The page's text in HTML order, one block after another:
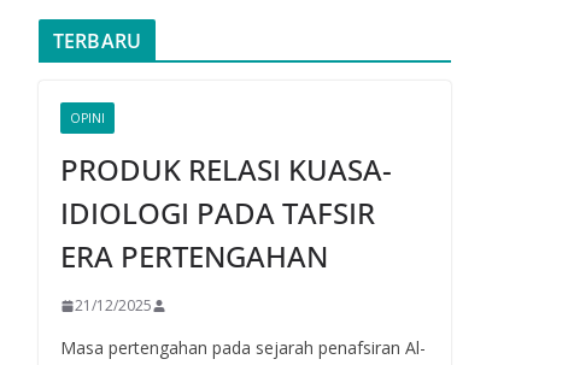
TERBARU
OPINI
PRODUK RELASI KUASA-
IDIOLOGI PADA TAFSIR
ERA PERTENGAHAN
21/12/2025
Masa pertengahan pada sejarah penafsiran Al-